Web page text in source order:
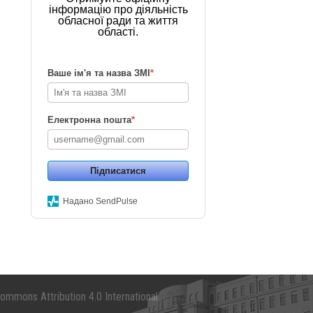
інформацію про діяльність
обласної ради та життя
області.
Ваше ім'я та назва ЗМІ*
Електронна пошта*
Підписатися
Надано SendPulse
Attribution 4.0 International